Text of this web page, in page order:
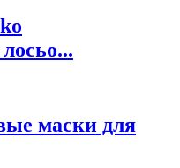
маски для